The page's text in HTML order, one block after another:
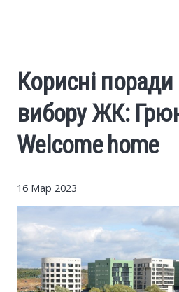
Finance
Investments
Politics
Sport
Корисні
вибору ЖК:
Welcome home
16 Мар 2023